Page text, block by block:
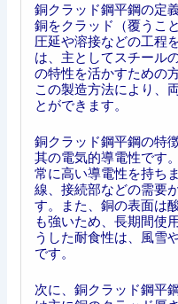
銅クラッド鋼平鋼の定
銅をクラッド（覆うこ
圧延や溶接などの工程
は、主としてスチール
の特性を活かすための
この製造方法により、
とができます。
銅クラッド鋼平鋼の特
其の電気的導電性です
常に高い導電性を持ち
線、接続部などの需要
す。また、銅の表面は
も強いため、長期間使
うした耐食性は、風雪
です。
次に、銅クラッド鋼平